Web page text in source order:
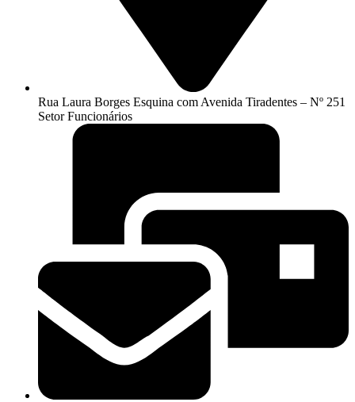
Rua Laura Borges Esquina com Avenida Tiradentes – Nº 251
Setor Funcionários